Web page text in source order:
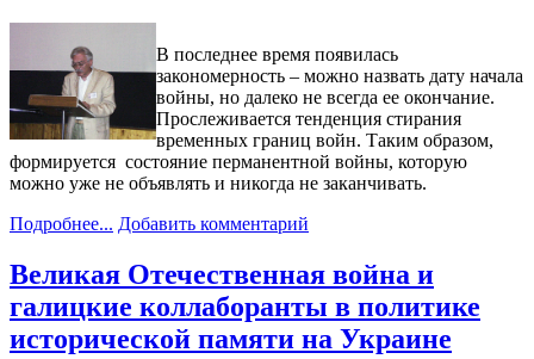
В последнее время появилась
закономерность – можно назвать дату начала
войны, но далеко не всегда ее окончание.
Прослеживается тенденция стирания
временных границ войн. Таким образом,
формируется состояние перманентной войны, которую
можно уже не объявлять и никогда не заканчивать.
Подробнее... Добавить комментарий
Великая Отечественная война и
галицкие коллаборанты в политике
исторической памяти на Украине